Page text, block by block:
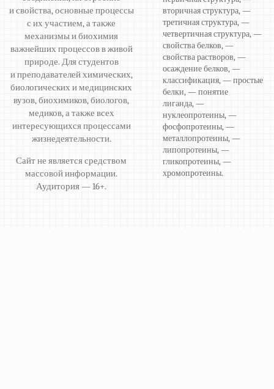
и свойства, основные процессы
с их участием, а также
механизмы и биохимия
важнейших процессов в живой
природе. Для студентов
и преподавателей химических,
биологических и медицинских
вузов, биохимиков, биологов,
медиков, а также всех
интересующихся процессами
жизнедеятельности.
Сайт не является средством
массовой информации.
Аудитория — 16+.
вторичная структура, —
третичная структура, —
четвертичная структура, —
свойства белков, —
свойства растворов, —
осаждение белков, —
классификация, — простые
белки, — понятие
лиганда, —
нуклеопротеины, —
фосфопротеины, —
металлопротеины, —
липопротеины, —
гликопротеины, —
хромопротеины.